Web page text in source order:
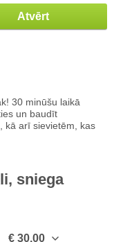
Atvērt
30 minūšu laikā
un baudīt
kā arī sievietēm, kas
sniega
€ 30.00